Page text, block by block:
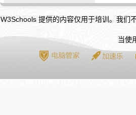
W3Schools 提供的内容仅用于培训。我们
当使